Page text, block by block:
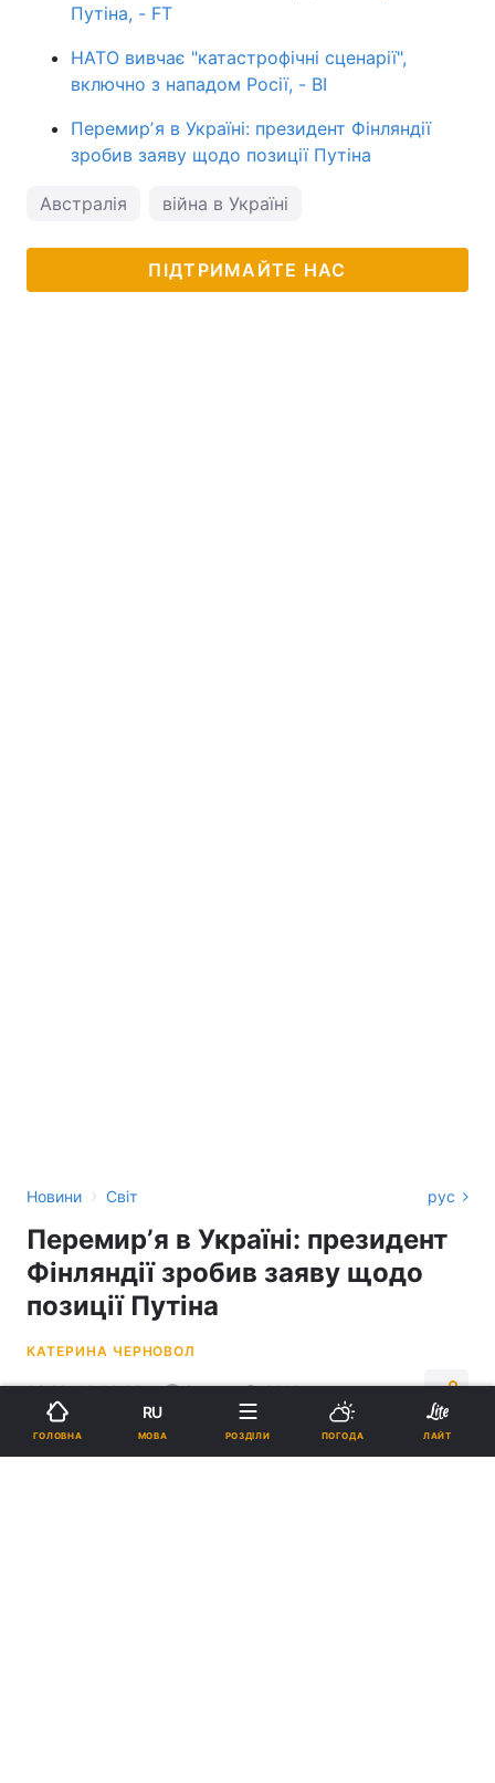
Путіна, - FT
НАТО вивчає "катастрофічні сценарії",
включно з нападом Росії, - BI
Перемирʼя в Україні: президент Фінляндії
зробив заяву щодо позиції Путіна
Австралія війна в Україні
ПІДТРИМАЙТЕ НАС
Новини › Світ рус
Перемирʼя в Україні: президент
Фінляндії зробив заяву щодо
позиції Путіна
КАТЕРИНА ЧЕРНОВОЛ
02:29, 16.03.25 2 хв. 3819
Підпишіться на нас в Google
ГОЛОВНА
RU
МОВА РОЗДІЛИ ПОГОДА ЛАЙТ